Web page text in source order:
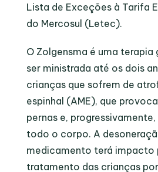
Lista de Exceções à Tarifa
do Mercosul (Letec).
O Zolgensma é uma terapia
ser ministrada até os dois
crianças que sofrem de
espinhal (AME), que
pernas e,
todo o corpo. A
medicamento terá impacto
tratamento das crianças